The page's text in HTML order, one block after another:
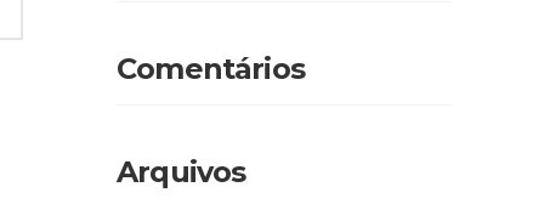
Comentários
Arquivos